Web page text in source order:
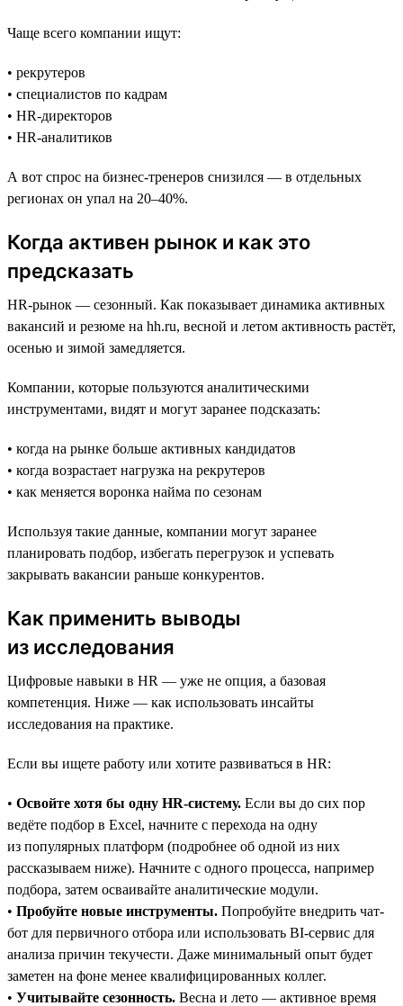
Чаще всего компании ищут:
• рекрутеров
• специалистов по кадрам
• HR-директоров
• HR-аналитиков
А вот спрос на бизнес-тренеров снизился — в отдельных
регионах он упал на 20–40%.
Когда активен рынок и как это
предсказать
HR-рынок — сезонный. Как показывает динамика активных
вакансий и резюме на hh.ru, весной и летом активность растёт,
осенью и зимой замедляется.
Компании, которые пользуются аналитическими
инструментами, видят и могут заранее подсказать:
• когда на рынке больше активных кандидатов
• когда возрастает нагрузка на рекрутеров
• как меняется воронка найма по сезонам
Используя такие данные, компании могут заранее
планировать подбор, избегать перегрузок и успевать
закрывать вакансии раньше конкурентов.
Как применить выводы
из исследования
Цифровые навыки в HR — уже не опция, а базовая
компетенция. Ниже — как использовать инсайты
исследования на практике.
Если вы ищете работу или хотите развиваться в HR:
• Освойте хотя бы одну HR-систему. Если вы до сих пор
ведёте подбор в Excel, начните с перехода на одну
из популярных платформ (подробнее об одной из них
рассказываем ниже). Начните с одного процесса, например
подбора, затем осваивайте аналитические модули.
• Пробуйте новые инструменты. Попробуйте внедрить чат-
бот для первичного отбора или использовать BI-сервис для
анализа причин текучести. Даже минимальный опыт будет
заметен на фоне менее квалифицированных коллег.
• Учитывайте сезонность. Весна и лето — активное время